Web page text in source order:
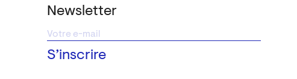
Newsletter